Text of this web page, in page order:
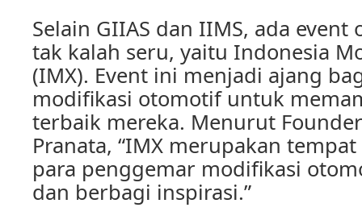
Selain GIIAS dan IIMS, ada
tak kalah seru, yaitu Indonesia
(IMX). Event ini menjadi ajang
modifikasi otomotif untuk
terbaik mereka. Menurut
Pranata, “IMX merupakan
para penggemar modifikasi
dan berbagi inspirasi.”